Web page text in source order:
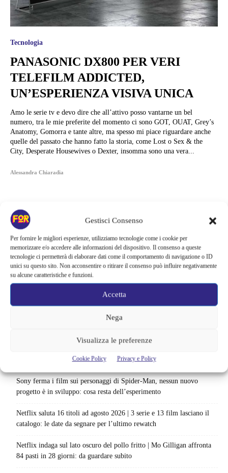
Gestisci Consenso
Per fornire le migliori esperienze, utilizziamo tecnologie come i cookie per
memorizzare e/o accedere alle informazioni del dispositivo. Il consenso a queste
tecnologie ci permetterà di elaborare dati come il comportamento di navigazione o ID
unici su questo sito. Non acconsentire o ritirare il consenso può influire negativamente
su alcune caratteristiche e funzioni.
Accetta
Nega
Visualizza le preferenze
Cookie Policy Privacy e Policy
Tecnologia
PANASONIC DX800 PER VERI
TELEFILM ADDICTED,
UN’ESPERIENZA VISIVA UNICA
Amo le serie tv e devo dire che all’attivo posso vantarne un bel
numero, tra le mie preferite del momento ci sono GOT, OUAT, Grey’s
Anatomy, Gomorra e tante altre, ma spesso mi piace riguardare anche
quelle del passato che hanno fatto la storia, come Lost o Sex & the
City, Desperate Housewives o Dexter, insomma sono una vera...
Alessandra Chiaradia
scenario: una nuova sfida senza via di fuga
Sony ferma i film sui personaggi di Spider-Man, nessun nuovo
progetto è in sviluppo: cosa resta dell’esperimento
Netflix saluta 16 titoli ad agosto 2026 | 3 serie e 13 film lasciano il
catalogo: le date da segnare per l’ultimo rewatch
Netflix indaga sul lato oscuro del pollo fritto | Mo Gilligan affronta
84 pasti in 28 giorni: da guardare subito